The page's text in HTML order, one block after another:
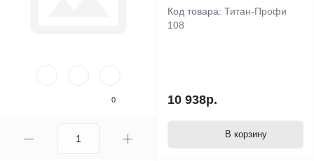
Лестницы алюминиевые создаются из прочных профилей,
рынке. На лестницы и стремянки из алюминия
0
Код товара: Титан-Профи
108
10 938р.
В корзину